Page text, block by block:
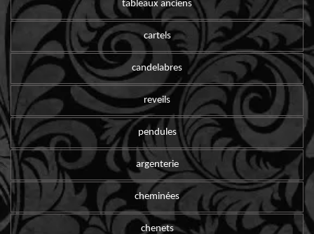
tableaux anciens
cartels
candelabres
reveils
pendules
argenterie
cheminées
chenets